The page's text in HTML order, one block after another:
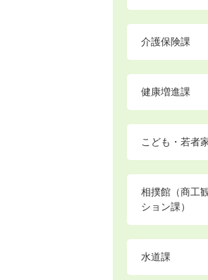
介護保険課
健康増進課
こども・若者
相撲館（商工
ション課）
水道課